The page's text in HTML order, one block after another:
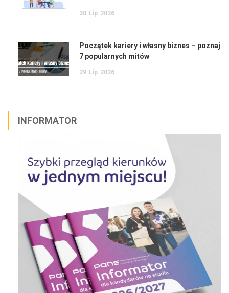
30 Lip 2026
Początek kariery i własny biznes – poznaj
7 popularnych mitów
29 Lip 2026
INFORMATOR